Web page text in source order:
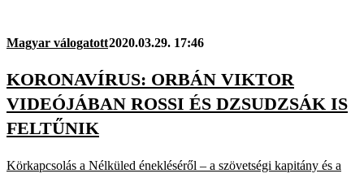
Magyar válogatott2020.03.29. 17:46
KORONAVÍRUS: ORBÁN VIKTOR
VIDEÓJÁBAN ROSSI ÉS DZSUDZSÁK IS
FELTŰNIK
Körkapcsolás a Nélküled énekléséről – a szövetségi kapitány és a